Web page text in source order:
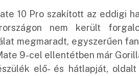
10 Pro szakított az eddigi
nem került
megmaradt, egyszerűen
9-cel ellentétben már
elő- és hátlapját,